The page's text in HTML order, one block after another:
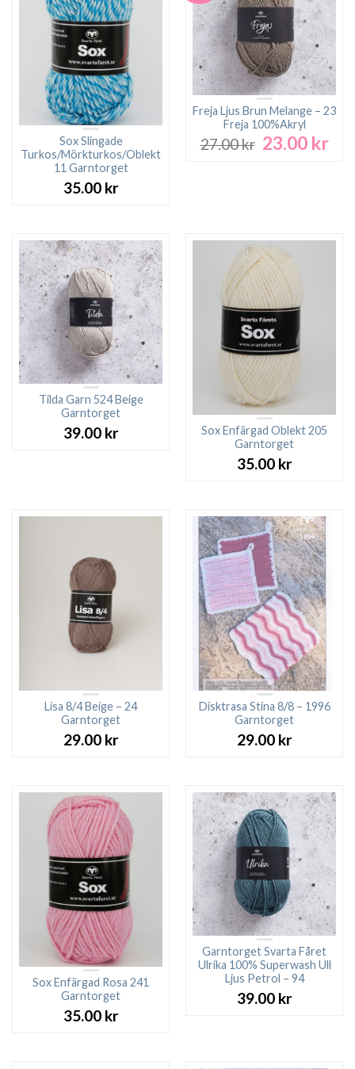
Sox Slingade
Turkos/Mörkturkos/Oblekt
11 Garntorget
35.00 kr
Freja Ljus Brun Melange – 23
Freja 100%Akryl
27.00kr Det
23.00 krDet
Tilda Garn 524 Beige
Garntorget
39.00 kr
Sox Enfärgad Oblekt 205
Garntorget
35.00 kr
Lisa 8/4 Beige – 24
Garntorget
29.00 kr
Disktrasa Stina 8/8 – 1996
Garntorget
29.00 kr
Sox Enfärgad Rosa 241
Garntorget
35.00 kr
Garntorget Svarta Fåret
Ulrika 100% Superwash Ull
Ljus Petrol – 94
39.00 kr